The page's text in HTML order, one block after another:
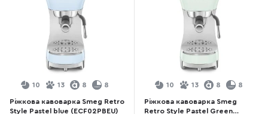
10 13 8 8
Ріжкова кавоварка Smeg Retro
Style Pastel blue (ECF02PBEU)
10 13 8 8
Ріжкова кавоварка Smeg
Retro Style Pastel Green